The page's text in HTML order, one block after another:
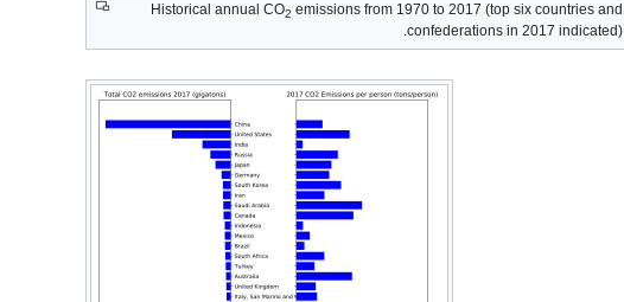
Historical annual CO2 emissions from 1970 to 2017 (top six countries and
confederations in 2017 indicated).